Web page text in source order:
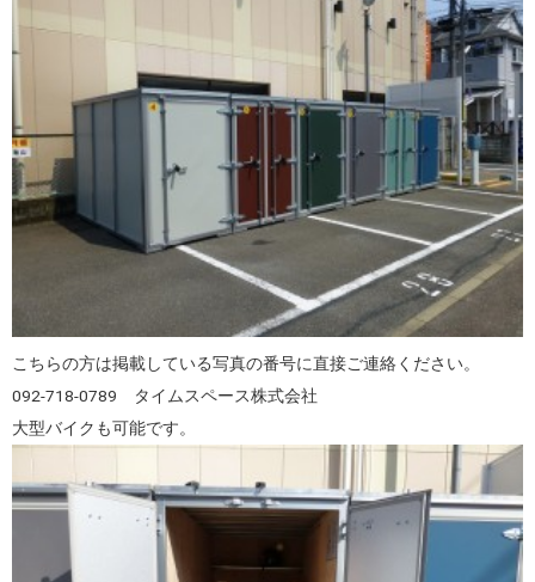
こちらの方は掲載している写真の番号に直接ご連絡ください。
092-718-0789 タイムスペース株式会社
大型バイクも可能です。